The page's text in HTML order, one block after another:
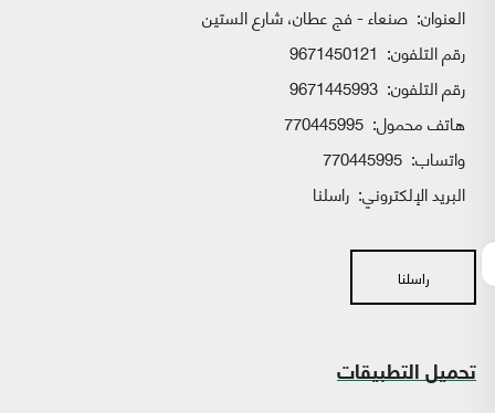
العنوان: صنعاء - فج عطان، شارع الستين
رقم التلفون: 9671450121
رقم التلفون: 9671445993
هاتف محمول: 770445995
واتساب:
البريد الإلكتروني: راسلنا
راسلنا
تحميل التطبيقات